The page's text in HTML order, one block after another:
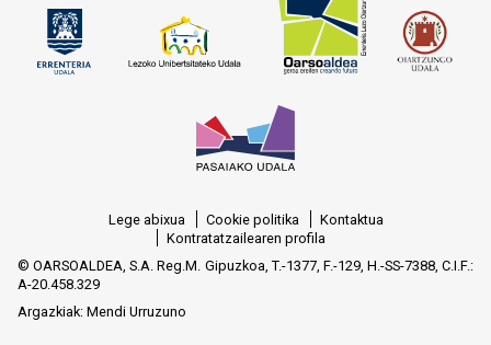
Lege abixua Cookie politika
Kontaktua
Kontratatzailearen profila
© OARSOALDEA, S.A. Reg.M. Gipuzkoa, T.-1377, F.-129, H.-SS-7388, C.I.F.:
A-20.458.329
Argazkiak: Mendi Urruzuno